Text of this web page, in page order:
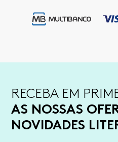
RECEBA EM
AS NOSSAS
NOVIDADES